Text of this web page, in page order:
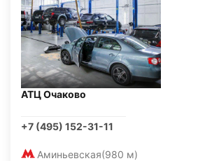
АТЦ Очаково
+7 (495) 152-31-11
Аминьевская(980 м)